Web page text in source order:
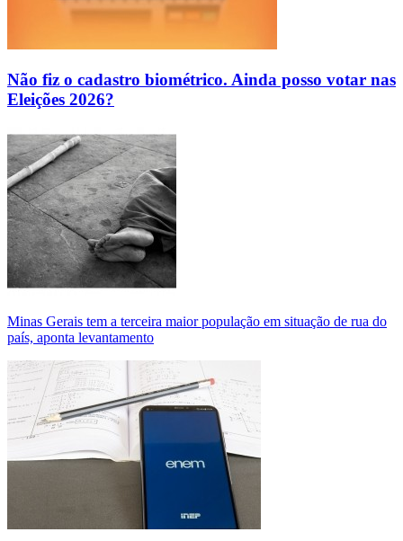
Não fiz o cadastro biométrico. Ainda posso votar nas
Eleições 2026?
Minas Gerais tem a terceira maior população em situação de rua do
país, aponta levantamento